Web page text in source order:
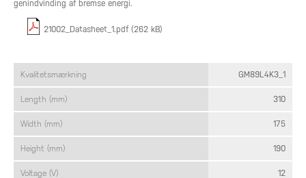
genindvinding af bremse energi.
21002_Datasheet_1.pdf (262 kB)
Kvalitetsmærkning GM89L4K3_1
Length (mm) 310
Width (mm) 175
Height (mm) 190
Voltage (V) 12